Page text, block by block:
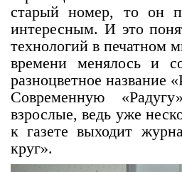
старый номер, то он
интересным. И это
технологий в печатном
времени менялось и
разноцветное название
Современную
взрослые, ведь уже
к газете выходит
круг».